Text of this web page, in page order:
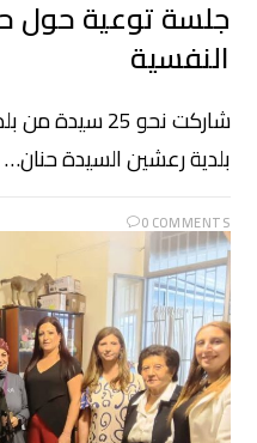
جلسة توعية حول
النفسية
شاركت نحو 25
بلدية رعشين السيدة حنان…
0 COMMENTS